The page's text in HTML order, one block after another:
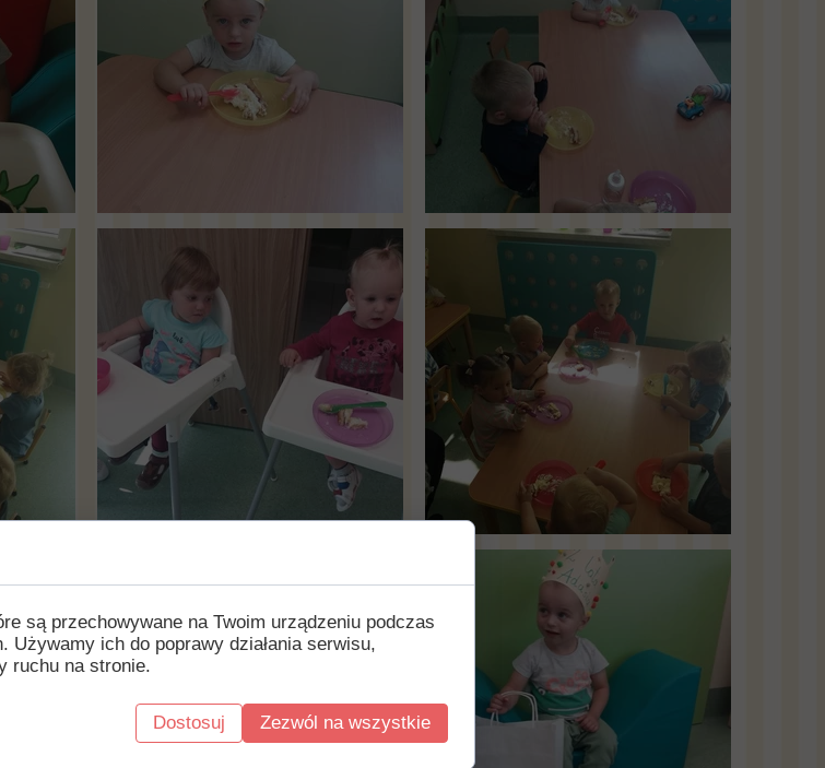
są przechowywane na Twoim urządzeniu podczas
Używamy ich do poprawy działania serwisu,
ruchu na stronie.
Dostosuj Zezwól na wszystkie